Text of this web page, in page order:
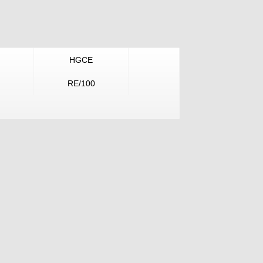
HGCE
RE/100